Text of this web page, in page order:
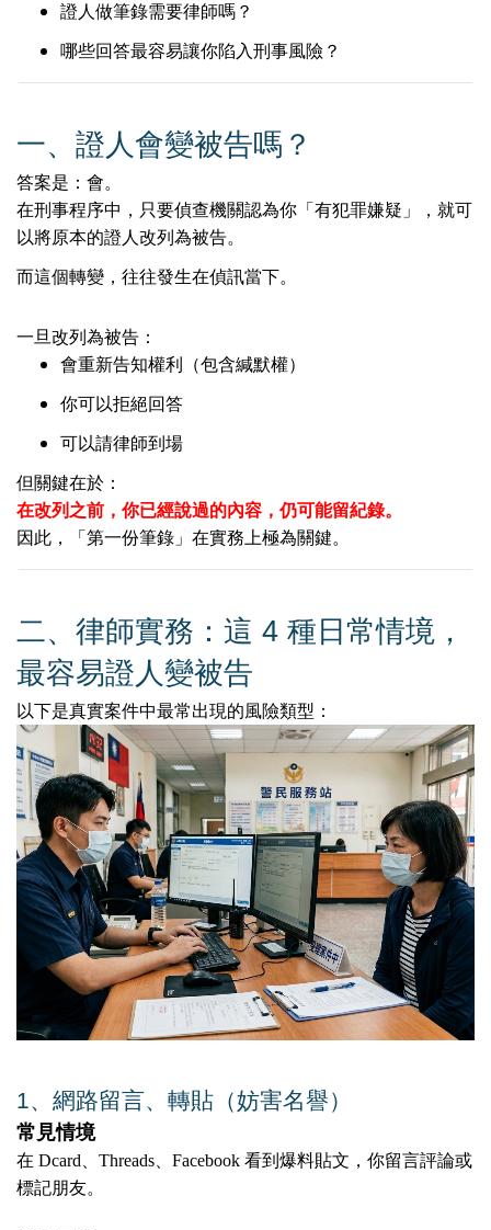
證人做筆錄需要律師嗎？
哪些回答最容易讓你陷入刑事風險？
一、證人會變被告嗎？
答案是：會。
在刑事程序中，只要偵查機關認為你「有犯罪嫌疑」，就可
以將原本的證人改列為被告。
而這個轉變，往往發生在偵訊當下。
一旦改列為被告：
會重新告知權利（包含緘默權）
你可以拒絕回答
可以請律師到場
但關鍵在於：
在改列之前，你已經說過的內容，仍可能留紀錄。
因此，「第一份筆錄」在實務上極為關鍵。
二、律師實務：這 4 種日常情境，
最容易證人變被告
以下是真實案件中最常出現的風險類型：
1️、 網路留言、轉貼（妨害名譽）
常見情境
在 Dcard、Threads、Facebook 看到爆料貼文，你留言評論或
標記朋友。